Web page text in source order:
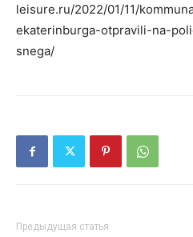
leisure.ru/2022/01/11/
ekaterinburga-otpravili-na-
snega/
Предыдущая статья